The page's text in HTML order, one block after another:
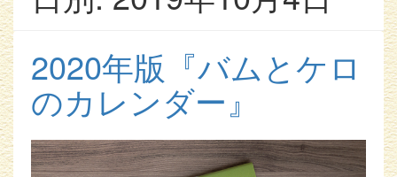
2020年版『バムとケロ
のカレンダー』